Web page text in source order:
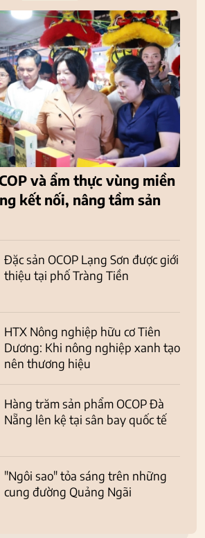
và ẩm thực vùng miền
kết nối, nâng tầm sản
Đặc sản OCOP Lạng Sơn được giới
thiệu tại phố Tràng Tiền
HTX Nông nghiệp hữu cơ Tiên
Dương: Khi nông nghiệp xanh tạo
nên thương hiệu
Hàng trăm sản phẩm OCOP Đà
Nẵng lên kệ tại sân bay quốc tế
"Ngôi sao" tỏa sáng trên những
cung đường Quảng Ngãi